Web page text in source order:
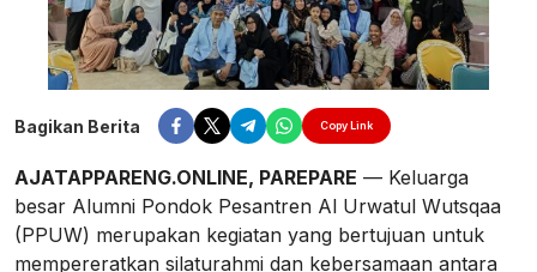
Bagikan Berita Copy Link
AJATAPPARENG.ONLINE, PAREPARE — Keluarga
besar Alumni Pondok Pesantren Al Urwatul Wutsqaa
(PPUW) merupakan kegiatan yang bertujuan untuk
mempereratkan silaturahmi dan kebersamaan antara